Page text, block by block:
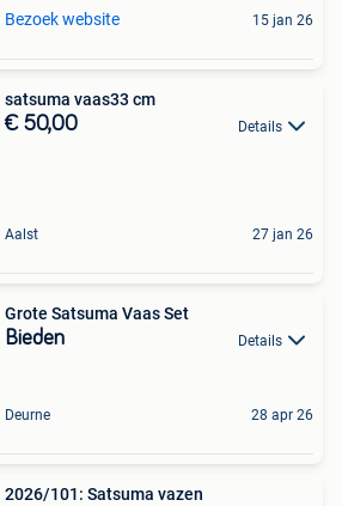
Bezoek website 15 jan 26
satsuma vaas33 cm
€ 50,00 Details
Aalst 27 jan 26
Grote Satsuma Vaas Set
Bieden Details
Deurne 28 apr 26
2026/101: Satsuma vazen